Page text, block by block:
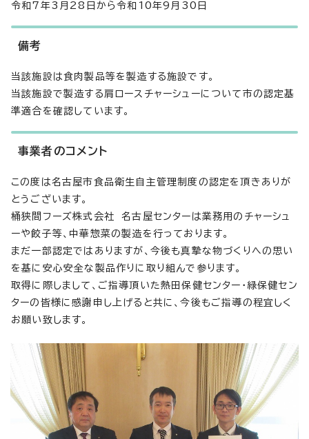
令和7年3月28日から令和10年9月30日
備考
当該施設は食肉製品等を製造する施設です。
当該施設で製造する肩ロースチャーシューについて市の認定基
準適合を確認しています。
事業者のコメント
この度は名古屋市食品衛生自主管理制度の認定を頂きありが
とうございます。
桶狭間フーズ株式会社 名古屋センターは業務用のチャーシュ
ーや餃子等、中華惣菜の製造を行っております。
まだ一部認定ではありますが、今後も真摯な物づくりへの思い
を基に安心安全な製品作りに取り組んで参ります。
取得に際しまして、ご指導頂いた熱田保健センター・緑保健セン
ターの皆様に感謝申し上げると共に、今後もご指導の程宜しく
お願い致します。